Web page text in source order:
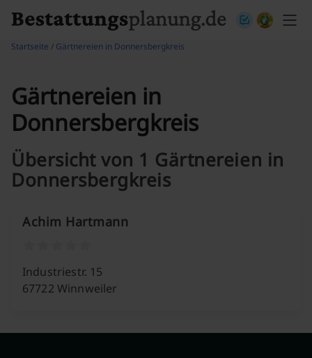
Startseite / Gärtnereien in Donnersbergkreis
Gärtnereien in
Donnersbergkreis
Übersicht von 1 Gärtnereien in
Donnersbergkreis
Achim Hartmann
Industriestr. 15
67722 Winnweiler